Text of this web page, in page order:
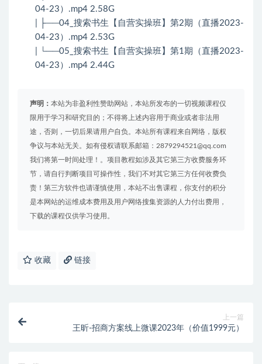
04-23）.mp4 2.58G
| ├──04_搜索书生【自营实操班】第2期（直播2023-
04-23）.mp4 2.53G
| └──05_搜索书生【自营实操班】第1期（直播2023-
04-23）.mp4 2.44G
声明： 本站为非盈利性赞助网站，本站所发布的一切视频课程仅
限用于学习和研究目的；不得将上述内容用于商业或者非法用
途，否则，一切后果请用户自负。本站所有课程来自网络，版权
争议与本站无关。如有侵权请联系邮箱：2879294521@qq.com
我们将第一时间处理！。项目教程如涉及其它第三方收费服务环
节，请自行判断项目可操作性，我们不对其它第三方任何收费负
责！第三方软件也请谨慎使用，本站不出售课程，你支付的积分
是本网站的运维成本费用及用户网络搜集资源的人力付出费用，
下载的课程仅供学习使用。
收藏 链接
上一篇
王昕-招商方案线上微课2023年（价值1999元）